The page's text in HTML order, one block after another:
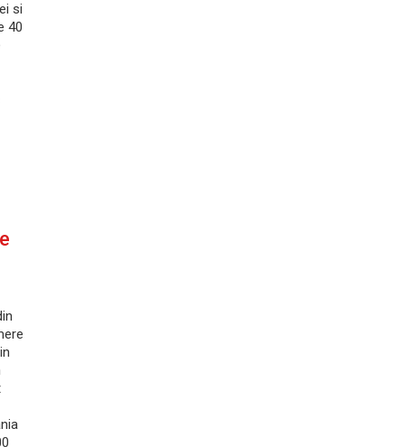
si
40